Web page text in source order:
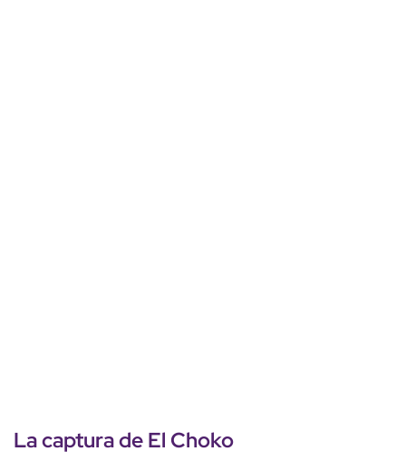
La captura de El Choko